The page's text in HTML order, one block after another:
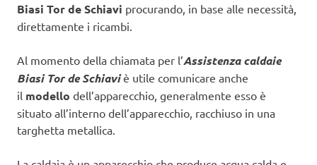
Biasi Tor de Schiavi procurando, in base alle necessità,
direttamente i ricambi.
Al momento della chiamata per l’Assistenza caldaie
Biasi Tor de Schiaviè utile comunicare anche
il modello dell’apparecchio, generalmente esso è
situato all’interno dell’apparecchio, racchiuso in una
targhetta metallica.